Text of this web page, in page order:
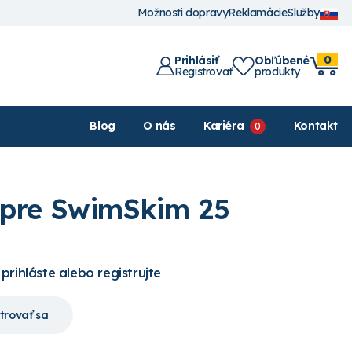
Možnosti dopravyReklamácieSlužby
Prihlásiť
Registrovať
Obľúbené
produkty
0
Blog O nás Kariéra Kontakt
SwimSkim 25
alebo registrujte
sa